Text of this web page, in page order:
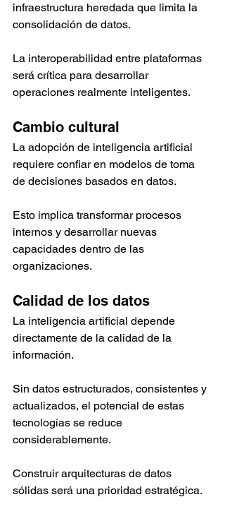
infraestructura heredada que limita la
consolidación de datos.
La interoperabilidad entre plataformas
será crítica para desarrollar
operaciones realmente inteligentes.
Cambio cultural
La adopción de inteligencia artificial
requiere confiar en modelos de toma
de decisiones basados en datos.
Esto implica transformar procesos
internos y desarrollar nuevas
capacidades dentro de las
organizaciones.
Calidad de los datos
La inteligencia artificial depende
directamente de la calidad de la
información.
Sin datos estructurados, consistentes y
actualizados, el potencial de estas
tecnologías se reduce
considerablemente.
Construir arquitecturas de datos
sólidas será una prioridad estratégica.